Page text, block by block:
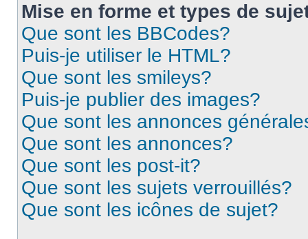
Mise en forme et types de
Que sont les BBCodes?
Puis-je utiliser le HTML?
Que sont les smileys?
Puis-je publier des images?
Que sont les annonces
Que sont les annonces?
Que sont les post-it?
Que sont les sujets verrouillés?
Que sont les icônes de sujet?